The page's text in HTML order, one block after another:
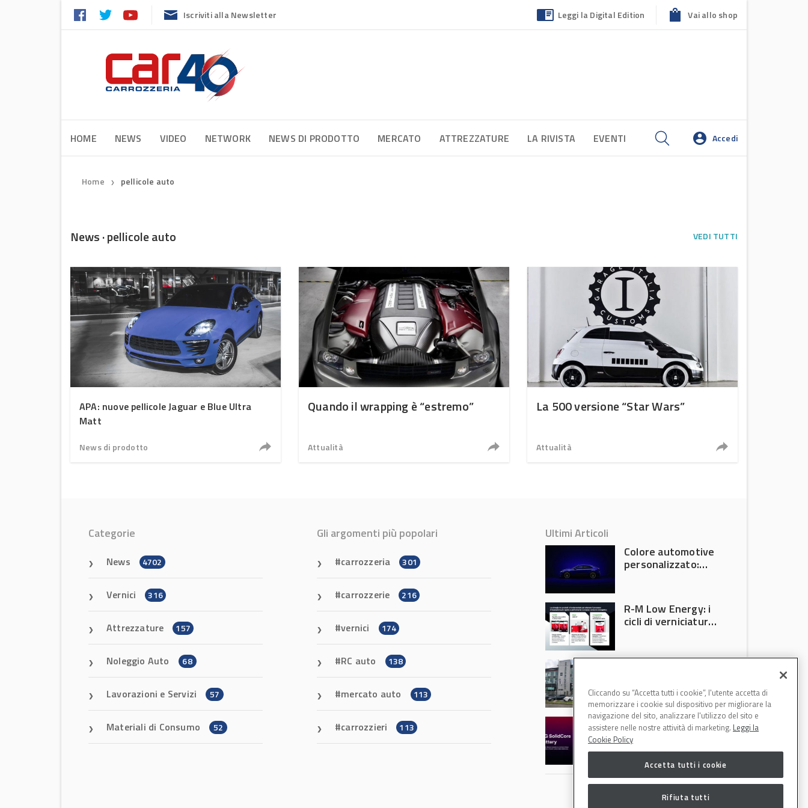
Iscriviti alla Newsletter Leggi la Digital Edition Vai allo shop
HOME NEWS VIDEO NETWORK NEWS DI PRODOTTO MERCATO ATTREZZATURE LA RIVISTA EVENTI Accedi
Home ❯ pellicole auto
News · pellicole auto VEDI TUTTI
APA: nuove pellicole Jaguar e Blue Ultra
Matt
News di prodotto
Quando il wrapping è “estremo”
Attualità
La 500 versione “Star Wars”
Attualità
Categorie
News 4702
Vernici 316
Attrezzature 157
Noleggio Auto 68
Lavorazioni e Servizi 57
Materiali di Consumo 52
Gli argomenti più popolari
carrozzeria 301
carrozzerie 216
vernici 174
RC auto 138
mercato auto 113
carrozzieri 113
Ultimi Articoli
Colore automotive
personalizzato:
diventa ingegneria
di precisione
R-M Low Energy: i
cicli di verniciatura
tempi e costi in
Lombardia
Batterie semi-
solide: la
tecnologia che
potrebbe
rivoluzione
dell’auto elettrica
Cliccando su “Accetta tutti i cookie”, l'utente accetta di
memorizzare i cookie sul dispositivo per migliorare la
navigazione del sito, analizzare l'utilizzo del sito e
assistere nelle nostre attività di marketing. Leggi la
Cookie Policy
Accetta tutti i cookie
Rifiuta tutti